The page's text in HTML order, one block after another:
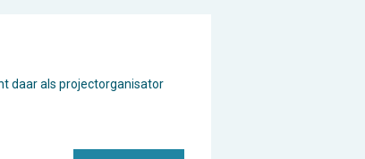
daar als projectorganisator